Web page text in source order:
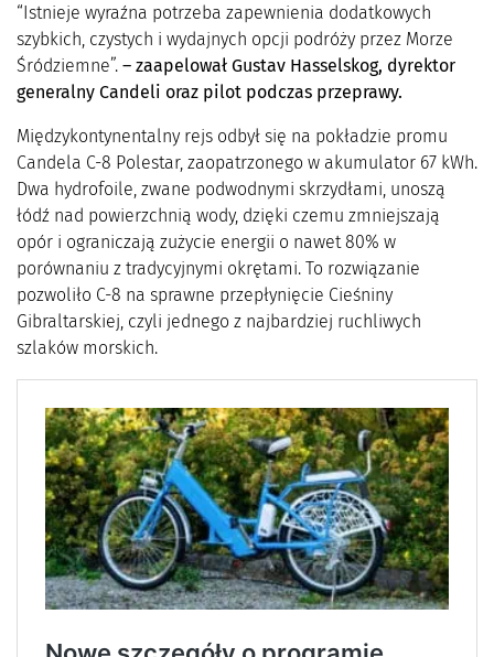
“Istnieje wyraźna potrzeba zapewnienia dodatkowych
szybkich, czystych i wydajnych opcji podróży przez Morze
Śródziemne”. – zaapelował Gustav Hasselskog, dyrektor
generalny Candeli oraz pilot podczas przeprawy.
Międzykontynentalny rejs odbył się na pokładzie promu
Candela C-8 Polestar, zaopatrzonego w akumulator 67 kWh.
Dwa hydrofoile, zwane podwodnymi skrzydłami, unoszą
łódź nad powierzchnią wody, dzięki czemu zmniejszają
opór i ograniczają zużycie energii o nawet 80% w
porównaniu z tradycyjnymi okrętami. To rozwiązanie
pozwoliło C-8 na sprawne przepłynięcie Cieśniny
Gibraltarskiej, czyli jednego z najbardziej ruchliwych
szlaków morskich.